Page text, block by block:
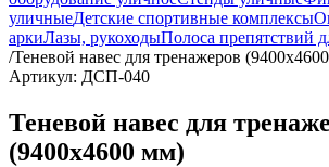
уличныеДетские спортивные комплексы
аркиЛазы, рукоходыПолоса препятствий
/Теневой навес для тренажеров
Артикул: ДСП-040
Теневой навес для
(9400х4600 мм)